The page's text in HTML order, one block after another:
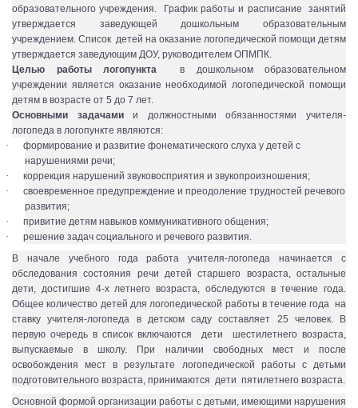
образовательного учреждения. График работы и расписание занятий
утверждается заведующей дошкольным образовательным
учреждением. Список детей на оказание логопедической помощи детям
утверждается заведующим ДОУ, руководителем ОПМПК.
Целью работы логопункта в дошкольном образовательном
учреждении является оказание необходимой логопедической помощи
детям в возрасте от 5 до 7 лет.
Основными задачамии должностными обязанностями учителя-
логопеда в логопункте являются:
·
формирование и развитие фонематического слуха у детей с
нарушениями речи;
· коррекция нарушений звуковосприятия и звукопроизношения;
·
своевременное предупреждение и преодоление трудностей речевого
развития;
· привитие детям навыков коммуникативного общения;
·
решение задач социального и речевого развития.
В начале учебного года работа учителя-логопеда начинается с
обследования состояния речи детей старшего возраста, остальные
дети, достигшие 4-х летнего возраста, обследуются в течение года.
Общее количество детей для логопедической работы в течение года на
ставку учителя-логопеда в детском саду составляет 25 человек. В
первую очередь в список включаются дети шестилетнего возраста,
выпускаемые в школу. При наличии свободных мест и после
освобождения мест в результате логопедической работы с детьми
подготовительного возраста, принимаются дети пятилетнего возраста.
Основной формой организации работы с детьми, имеющими нарушения